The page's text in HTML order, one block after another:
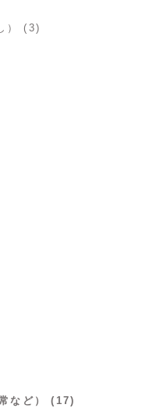
） (3)
など） (17)